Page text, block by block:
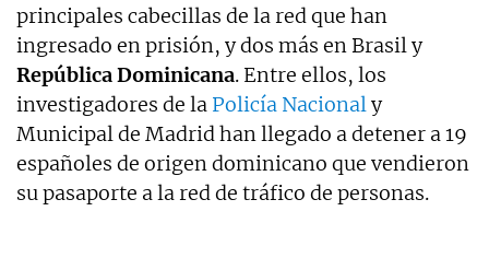
principales cabecillas de la red que han
ingresado en prisión, y dos más en Brasil y
República Dominicana. Entre ellos, los
investigadores de la Policía Nacionaly
Municipal de Madrid han llegado a detener a 19
españoles de origen dominicano que vendieron
su pasaporte a la red de tráfico de personas.